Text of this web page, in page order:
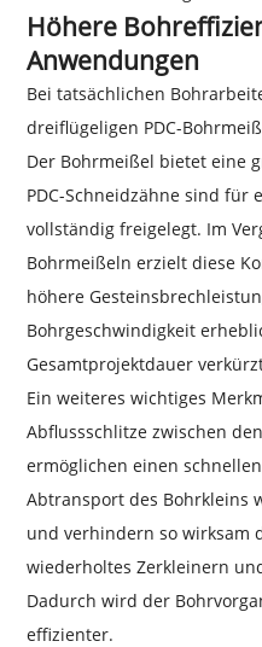
Höhere
Anwendungen
Bei tatsächlichen
dreiflügeligen PDC-
Der Bohrmeißel bietet eine
PDC-Schneidzähne sind für
vollständig freigelegt. Im
Bohrmeißeln erzielt diese
höhere
Bohrgeschwindigkeit
Gesamtprojektdauer
Ein weiteres wichtiges
Abflussschlitze zwischen
ermöglichen einen
Abtransport des Bohrkleins
und verhindern so wirksam
wiederholtes Zerkleinern
Dadurch wird der
effizienter.